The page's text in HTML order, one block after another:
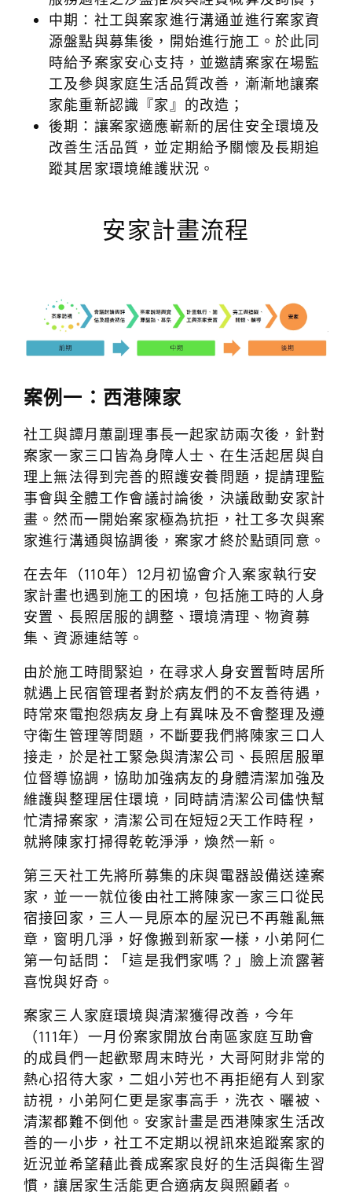
中期：社工與案家進行溝通並進行案家資
源盤點與募集後，開始進行施工。於此同
時給予案家安心支持，並邀請案家在場監
工及參與家庭生活品質改善，漸漸地讓案
家能重新認識『家』的改造；
後期：讓案家適應嶄新的居住安全環境及
改善生活品質，並定期給予關懷及長期追
蹤其居家環境維護狀況。
安家計畫流程
案例一：西港陳家
社工與譚月蕙副理事長一起家訪兩次後，針對
案家一家三口皆為身障人士、在生活起居與自
理上無法得到完善的照護安養問題，提請理監
事會與全體工作會議討論後，決議啟動安家計
畫。然而一開始案家極為抗拒，社工多次與案
家進行溝通與協調後，案家才終於點頭同意。
在去年（110年）12月初協會介入案家執行安
家計畫也遇到施工的困境，包括施工時的人身
安置、長照居服的調整、環境清理、物資募
集、資源連結等。
由於施工時間緊迫，在尋求人身安置暫時居所
就遇上民宿管理者對於病友們的不友善待遇，
時常來電抱怨病友身上有異味及不會整理及遵
守衛生管理等問題，不斷要我們將陳家三口人
接走，於是社工緊急與清潔公司、長照居服單
位督導協調，協助加強病友的身體清潔加強及
維護與整理居住環境，同時請清潔公司儘快幫
忙清掃案家，清潔公司在短短2天工作時程，
就將陳家打掃得乾乾淨淨，煥然一新。
第三天社工先將所募集的床與電器設備送達案
家，並一一就位後由社工將陳家一家三口從民
宿接回家，三人一見原本的屋況已不再雜亂無
章，窗明几淨，好像搬到新家一樣，小弟阿仁
第一句話問：「這是我們家嗎？」臉上流露著
喜悅與好奇。
案家三人家庭環境與清潔獲得改善，今年
（111年）一月份案家開放台南區家庭互助會
的成員們一起歡聚周末時光，大哥阿財非常的
熱心招待大家，二姐小芳也不再拒絕有人到家
訪視，小弟阿仁更是家事高手，洗衣、曬被、
清潔都難不倒他。安家計畫是西港陳家生活改
善的一小步，社工不定期以視訊來追蹤案家的
近況並希望藉此養成案家良好的生活與衛生習
慣，讓居家生活能更合適病友與照顧者。